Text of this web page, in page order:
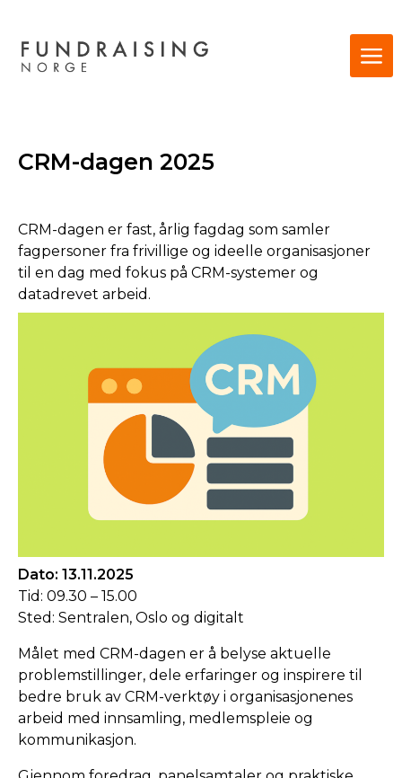
CRM-dagen 2025
CRM-dagen er fast, årlig fagdag som samler
fagpersoner fra frivillige og ideelle organisasjoner
til en dag med fokus på CRM-systemer og
datadrevet arbeid.
Dato: 13.11.2025
Tid: 09.30 – 15.00
Sted: Sentralen, Oslo og digitalt
Målet med CRM-dagen er å belyse aktuelle
problemstillinger, dele erfaringer og inspirere til
bedre bruk av CRM-verktøy i organisasjonenes
arbeid med innsamling, medlemspleie og
kommunikasjon.